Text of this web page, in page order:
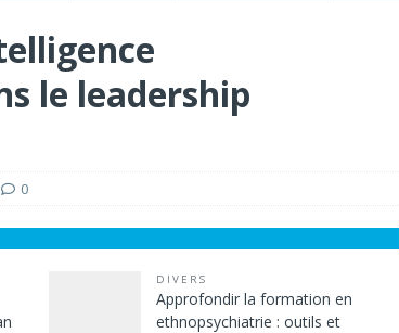
le leadership
0
DIVERS
Approfondir la formation en
ethnopsychiatrie : outils et